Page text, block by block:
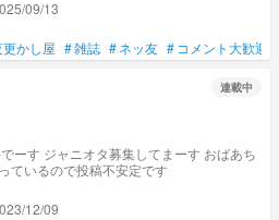
09/13
更かし屋 #雑誌 #ネッ友 # コメント大歓迎
連載中
ーす ジャニオタ募集してまーす おばあち
ているので投稿不安定です
12/09